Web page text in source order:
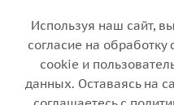
Фотовал
Используя наш сайт,
согласие на обработку
cookie и
данных. Оставаясь на